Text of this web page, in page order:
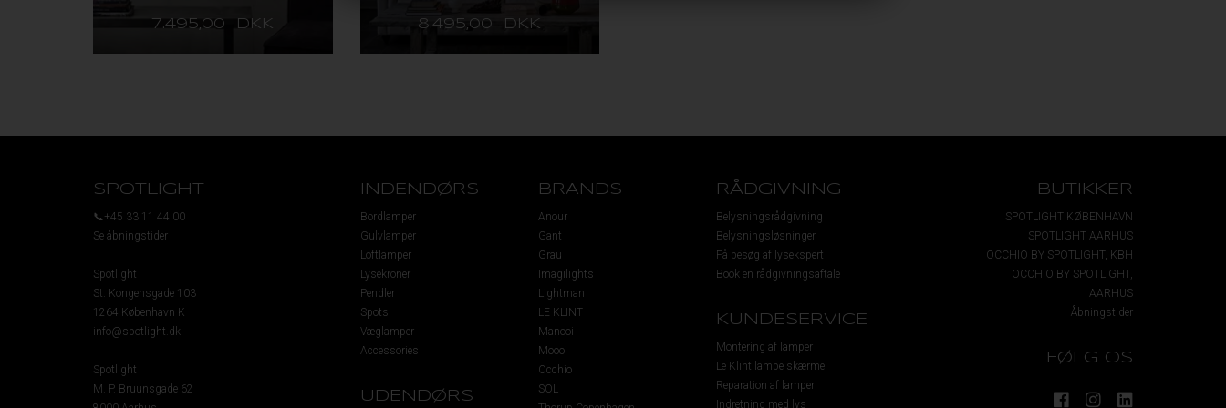
7.495,00 DKK 8.495,00 DKK
SPOTLIGHT
📞+45 33 11 44 00
Se åbningstider
Spotlight
St. Kongensgade 103
1264 København K
info@spotlight.dk
Spotlight
M. P. Bruunsgade 62
INDENDØRS
Bordlamper
Gulvlamper
Loftlamper
Lysekroner
Pendler
Spots
Væglamper
Accessories
UDENDØRS
BRANDS
Anour
Gant
Grau
Imagilights
Lightman
LE KLINT
Manooi
Moooi
Occhio
SOL
RÅDGIVNING
Belysningsrådgivning
Belysningsløsninger
Få besøg af lysekspert
Book en rådgivningsaftale
KUNDESERVICE
Montering af lamper
Le Klint lampe skærme
Reparation af lamper
Indretning med lys
BUTIKKER
SPOTLIGHT KØBENHAVN
SPOTLIGHT AARHUS
OCCHIO BY SPOTLIGHT, KBH
OCCHIO BY SPOTLIGHT,
AARHUS
Åbningstider
FØLG OS